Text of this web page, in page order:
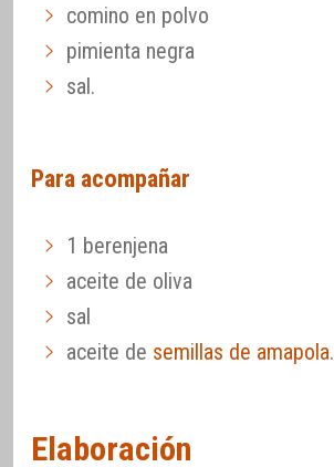
comino en polvo
pimienta negra
sal.
Para acompañar
1 berenjena
aceite de oliva
sal
aceite de semillas de amapola.
Elaboración